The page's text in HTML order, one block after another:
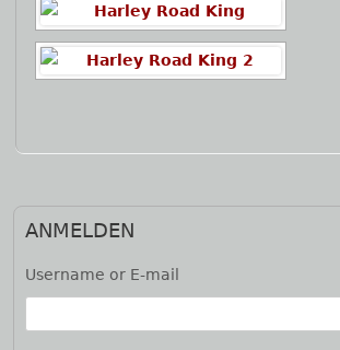
ANMELDEN
Username or E-mail